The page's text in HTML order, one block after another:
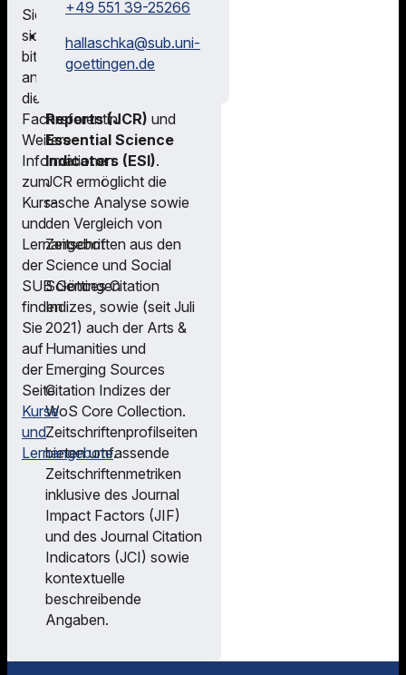
(CrossSearch).
Journal Citation Reports
Journal Citation Reports
bietet Zugriff auf die
Reports (JCR) und
Essential Science
Indicators (ESI).
JCR ermöglicht die
rasche Analyse sowie
den Vergleich von
Zeitschriften aus den
Science und Social
Sciences Citation
Indizes, sowie (seit Juli
2021) auch der Arts &
Humanities und
Emerging Sources
Citation Indizes der
WoS Core Collection.
Zeitschriftenprofilseiten
bieten umfassende
Zeitschriftenmetriken
inklusive des Journal
Impact Factors (JIF)
und des Journal Citation
Indicators (JCI) sowie
kontextuelle
beschreibende
Angaben.
Sie
sich
bitte
an
die
Fachreferentin.
Weitere
Informationen
zum
Kurs-
und
Lernangebot
der
SUB Göttingen
finden
Sie
auf
der
Seite
Kurse
und
Lernangebote.
+49 551 39-25266
hallaschka@sub.uni-
goettingen.de